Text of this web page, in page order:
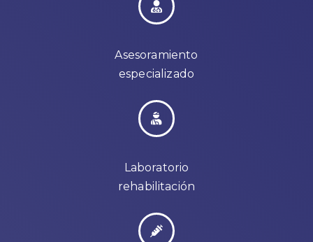
Asesoramiento
especializado
Laboratorio
rehabilitación